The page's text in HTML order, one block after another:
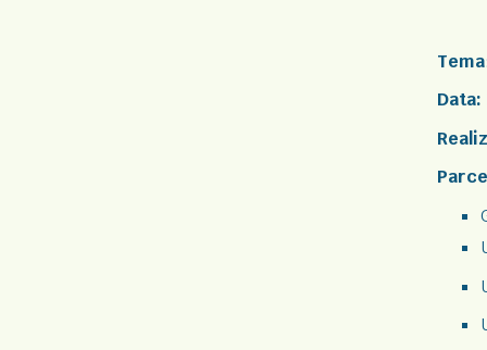
Tema
Data: